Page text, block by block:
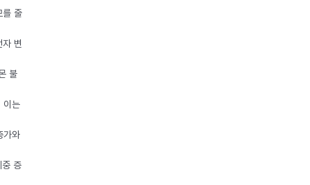
를 줄
변
불
이는
가와
중 증